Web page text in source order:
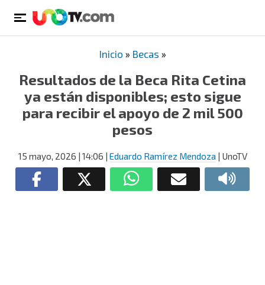
Inicio » Becas »
Resultados de la Beca Rita Cetina
ya están disponibles; esto sigue
para recibir el apoyo de 2 mil 500
pesos
15 mayo, 2026 | 14:06 | Eduardo Ramírez Mendoza | UnoTV